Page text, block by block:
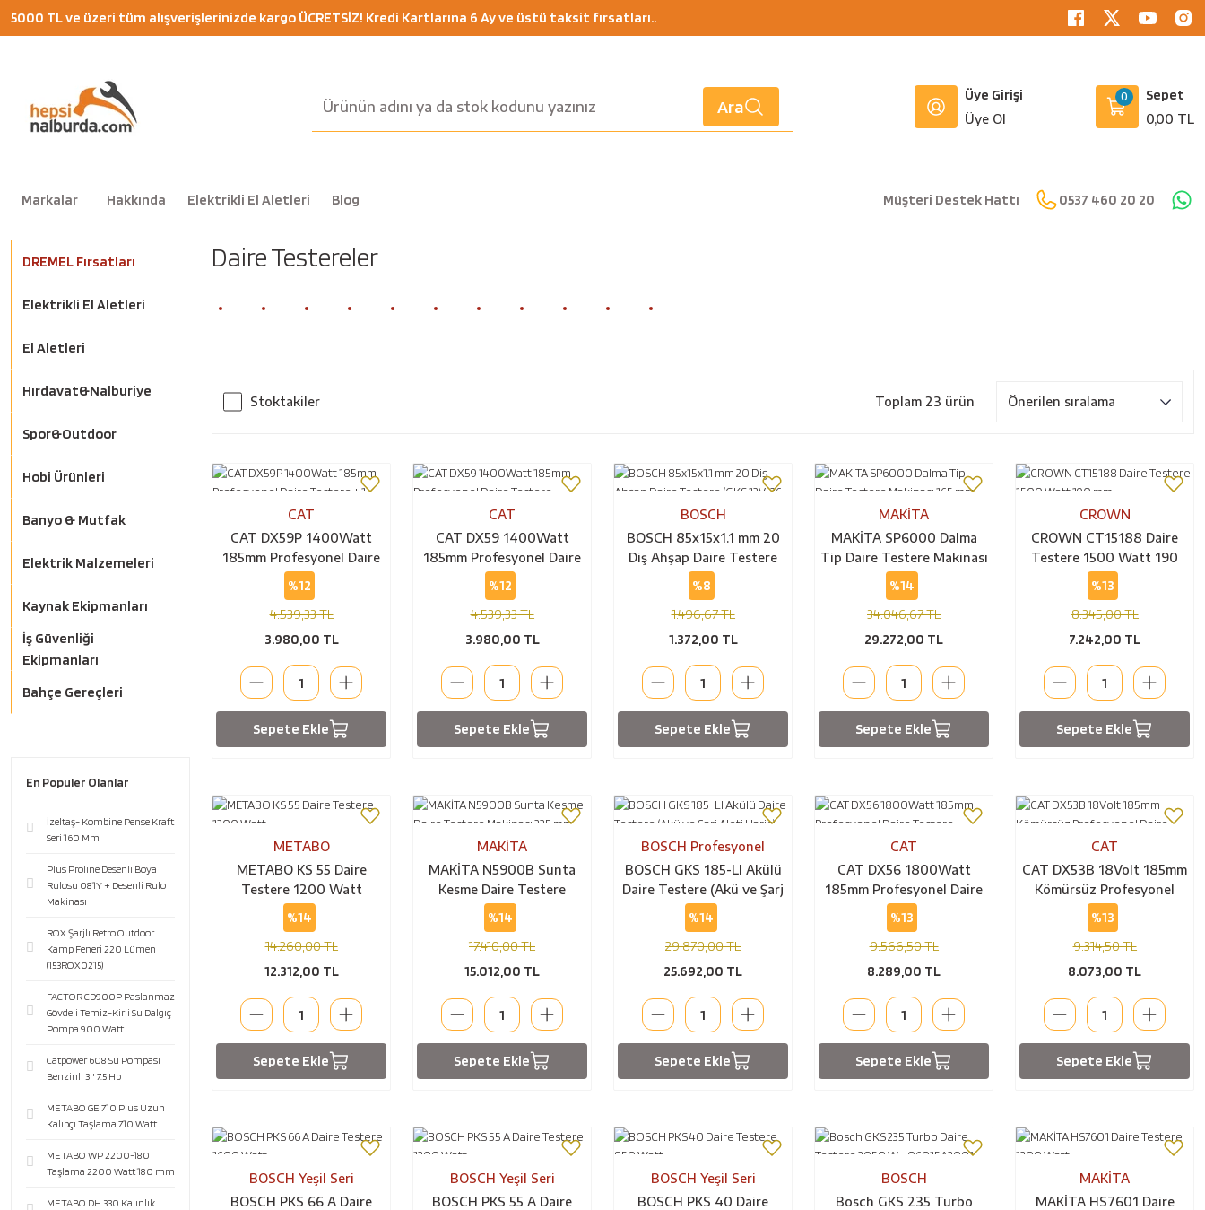
5000 TL ve üzeri tüm alışverişlerinizde kargo ÜCRETSİZ! Kredi Kartlarına 6 Ay ve üstü taksit fırsatları..
Ara
Üye Girişi
Üye Ol
Sepet
0,00 TL
0
Markalar Hakkında Elektrikli El Aletleri Blog Müşteri Destek Hattı 0537 460 20 20
DREMEL Fırsatları
Elektrikli El Aletleri
El Aletleri
Hırdavat&Nalburiye
Spor&Outdoor
Hobi Ürünleri
Banyo & Mutfak
Elektrik Malzemeleri
Kaynak Ekipmanları
İş Güvenliği
Ekipmanları
Bahçe Gereçleri
En Populer Olanlar
İzeltaş- Kombine Pense Kraft
Seri 160 Mm
Plus Proline Desenli Boya
Rulosu 081Y + Desenli Rulo
Makinası
ROX Şarjlı Retro Outdoor
Kamp Feneri 220 Lümen
(153ROX0215)
FACTOR CD900P Paslanmaz
Gövdeli Temiz-Kirli Su Dalgıç
Pompa 900 Watt
Catpower 608 Su Pompası
Benzinli 3'' 7.5 Hp
METABO GE 710 Plus Uzun
Kalıpçı Taşlama 710 Watt
METABO WP 2200-180
Taşlama 2200 Watt 180 mm
METABO DH 330 Kalınlık
Daire Testereler
Stoktakiler Toplam 23 ürün
CAT
CAT DX59P 1400Watt
185mm Profesyonel Daire
Testere + 1 Adet 185mm
40 Diş Yedek Testere
%12
4.539,33 TL
3.980,00 TL
Sepete Ekle
CAT
CAT DX59 1400Watt
185mm Profesyonel Daire
Testere
%12
4.539,33 TL
3.980,00 TL
Sepete Ekle
BOSCH
BOSCH 85x15x1.1 mm 20
Diş Ahşap Daire Testere
(GKS 12V-26 için)
%8
1.496,67 TL
1.372,00 TL
Sepete Ekle
MAKİTA
MAKİTA SP6000 Dalma
Tip Daire Testere Makinası
165 mm Testereli
%14
34.046,67 TL
29.272,00 TL
Sepete Ekle
CROWN
CROWN CT15188 Daire
Testere 1500 Watt 190
%13
8.345,00 TL
7.242,00 TL
Sepete Ekle
METABO
METABO KS 55 Daire
Testere 1200 Watt
%14
14.260,00 TL
12.312,00 TL
Sepete Ekle
MAKİTA
MAKİTA N5900B Sunta
Kesme Daire Testere
Makinası 235 mm 2000
Watt
%14
17.410,00 TL
15.012,00 TL
Sepete Ekle
BOSCH Profesyonel
BOSCH GKS 185-LI Akülü
Daire Testere (Akü ve Şarj
Aleti Hariç)
%14
29.870,00 TL
25.692,00 TL
Sepete Ekle
CAT
CAT DX56 1800Watt
185mm Profesyonel Daire
Testere
%13
9.566,50 TL
8.289,00 TL
Sepete Ekle
CAT
CAT DX53B 18Volt 185mm
Kömürsüz Profesyonel
Daire Testere (Akü Dahil
Değildir)
%13
9.314,50 TL
8.073,00 TL
Sepete Ekle
BOSCH Yeşil Seri
BOSCH PKS 66 A Daire
BOSCH Yeşil Seri
BOSCH PKS 55 A Daire
BOSCH Yeşil Seri
BOSCH PKS 40 Daire
BOSCH
Bosch GKS 235 Turbo
MAKİTA
MAKİTA HS7601 Daire